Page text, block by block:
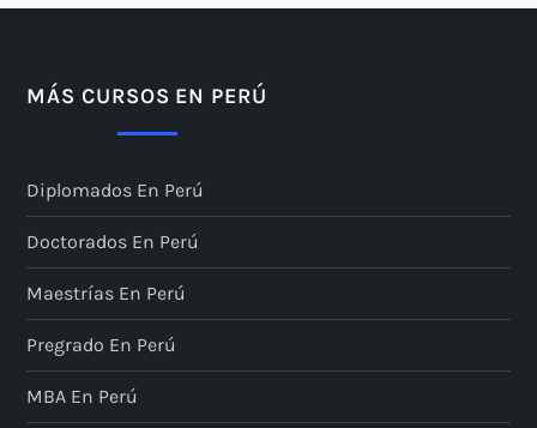
MÁS CURSOS EN PERÚ
Diplomados En Perú
Doctorados En Perú
Maestrías En Perú
Pregrado En Perú
MBA En Perú